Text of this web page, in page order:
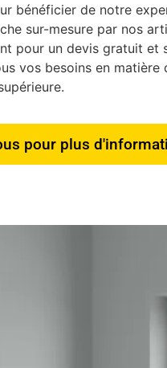
bénéficier de notre
sur-mesure par nos
pour un devis gratuit et
vos besoins en
pour plus